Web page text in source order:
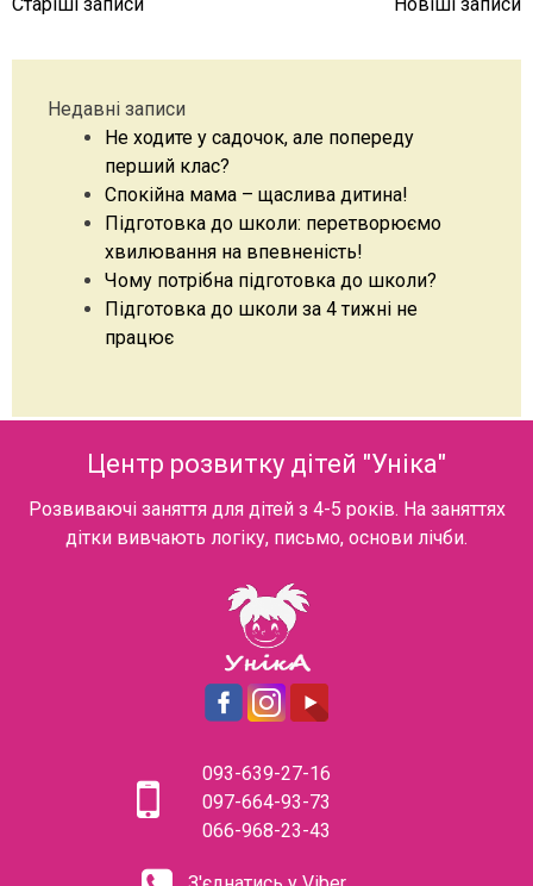
записів
Старіші записи Новіші записи
Недавні записи
Не ходите у садочок, але попереду
перший клас?
Спокійна мама – щаслива дитина!
Підготовка до школи: перетворюємо
хвилювання на впевненість!
Чому потрібна підготовка до школи?
Підготовка до школи за 4 тижні не
працює
Центр розвитку дітей "Уніка"
Розвиваючі заняття для дітей з 4-5 років. На заняттях
дітки вивчають логіку, письмо, основи лічби.
093-639-27-16
097-664-93-73
066-968-23-43